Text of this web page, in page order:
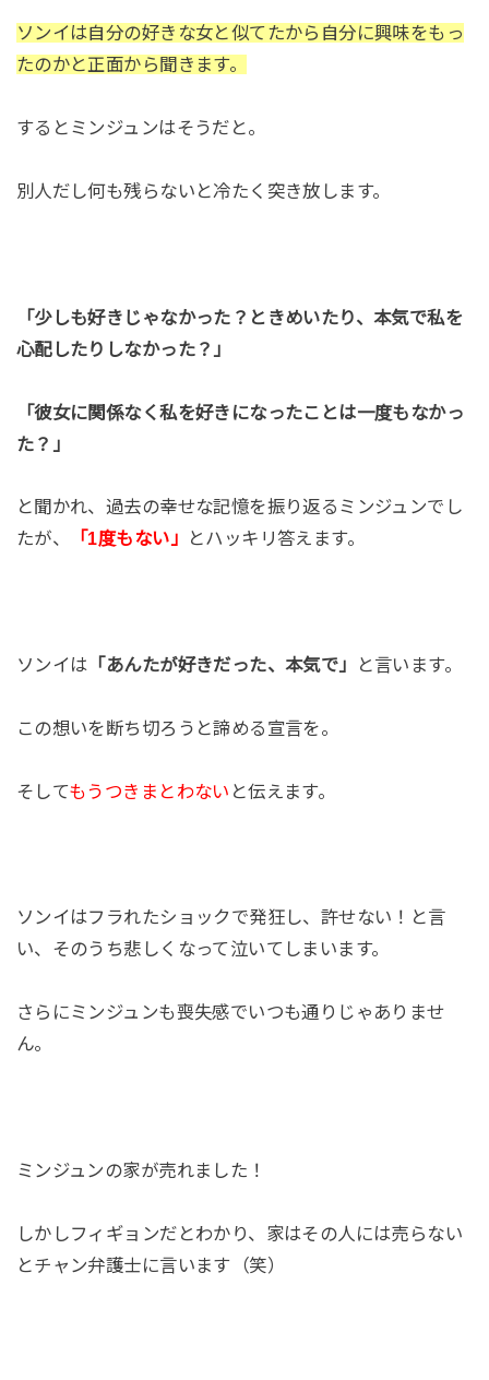
ソンイは自分の好きな女と似てたから自分に興味をもっ
たのかと正面から聞きます。
するとミンジュンはそうだと。
別人だし何も残らないと冷たく突き放します。
「少しも好きじゃなかった？ときめいたり、本気で私を
心配したりしなかった？」
「彼女に関係なく私を好きになったことは一度もなかっ
た？」
と聞かれ、過去の幸せな記憶を振り返るミンジュンでし
たが、
「1度もない」 とハッキリ答えます。
ソンイは 「あんたが好きだった、本気で」 と言います。
この想いを断ち切ろうと諦める宣言を。
そしてもうつきまとわない と伝えます。
ソンイはフラれたショックで発狂し、許せない！と言
い、そのうち悲しくなって泣いてしまいます。
さらにミンジュンも喪失感でいつも通りじゃありませ
ん。
ミンジュンの家が売れました！
しかしフィギョンだとわかり、家はその人には売らない
とチャン弁護士に言います（笑）